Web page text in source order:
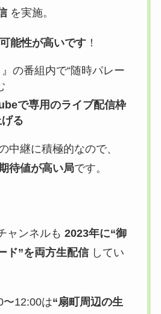
を実施。
能性が高いです！
』の番組内で“随時パレー
で専用のライブ配信枠
る
中継に積極的なので、
待値が高い局です。
ャンネルも 2023年に“御
ド”を両方生配信してい
〜12:00は“扇町周辺の生